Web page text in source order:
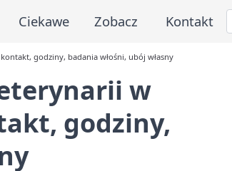
Ciekawe Zobacz Kontakt
godziny, badania włośni, ubój własny
w
godziny,